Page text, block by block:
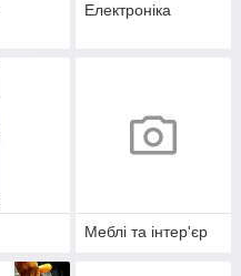
Електроніка
Меблі та інтер'єр